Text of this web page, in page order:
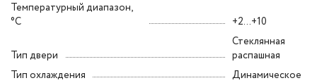
Температурный диапазон,
°C
+2...+10
Тип двери
Стеклянная
распашная
Тип охлаждения
Динамическое